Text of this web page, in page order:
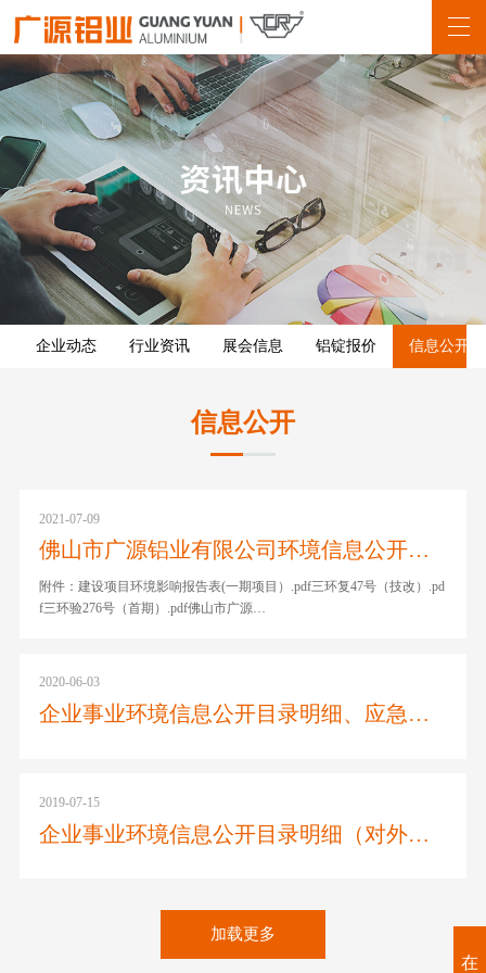
企业动态 行业资讯 展会信息 铝锭报价 信息公开
信息公开
2021-07-09
佛山市广源铝业有限公司环境信息公开目录明细
附件：建设项目环境影响报告表(一期项目）.pdf三环复47号（技改）.pd
f三环验276号（首期）.pdf佛山市广源…
2020-06-03
企业事业环境信息公开目录明细、应急预案合同、环评文件
2019-07-15
企业事业环境信息公开目录明细（对外公开）
加载更多
在